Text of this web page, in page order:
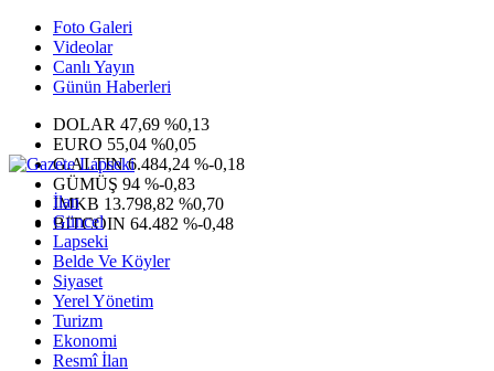
Foto Galeri
Videolar
Canlı Yayın
Günün Haberleri
DOLAR 47,69 %0,13
EURO 55,04 %0,05
G.ALTIN6.484,24 %-0,18
GÜMÜŞ 94 %-0,83
IMKB 13.798,82 %0,70
BITCOIN 64.482 %-0,48
İlan
Güncel
Lapseki
Belde Ve Köyler
Siyaset
Yerel Yönetim
Turizm
Ekonomi
Resmî İlan